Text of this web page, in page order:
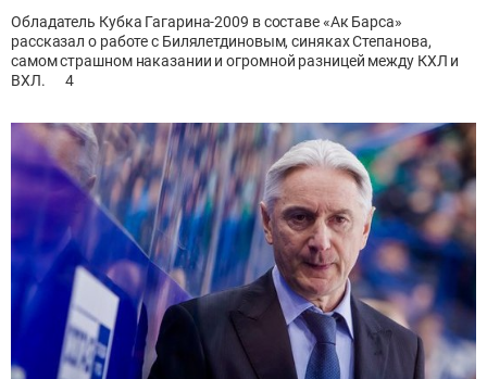
Обладатель Кубка Гагарина-2009 в составе «Ак Барса»
рассказал о работе с Билялетдиновым, синяках Степанова,
самом страшном наказании и огромной разницей между КХЛ и
ВХЛ.
4